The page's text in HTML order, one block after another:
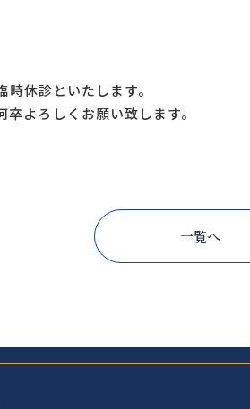
休診といたします。
よろしくお願い致します。
一覧へ